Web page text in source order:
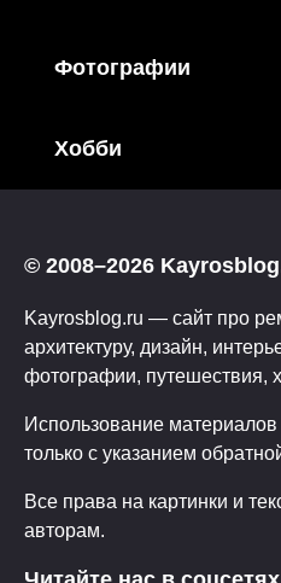
Фотографии
Хобби
© 2008–2026
Kayrosblog.ru — сайт про
архитектуру, дизайн,
фотографии, путешествия,
Использование
только с указанием
Все права на картинки и
авторам.